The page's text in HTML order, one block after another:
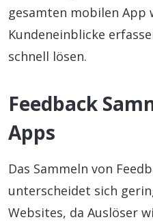
gesamten mobilen App
Kundeneinblicke
schnell lösen.
Feedback
Apps
Das Sammeln von
unterscheidet sich
Websites, da Auslöser